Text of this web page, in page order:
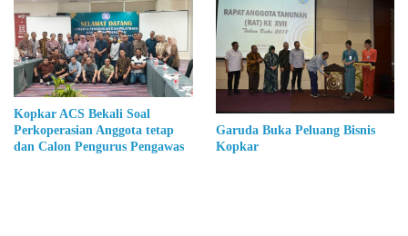
Kopkar ACS Bekali Soal
Perkoperasian Anggota tetap
dan Calon Pengurus Pengawas
Garuda Buka Peluang Bisnis
Kopkar